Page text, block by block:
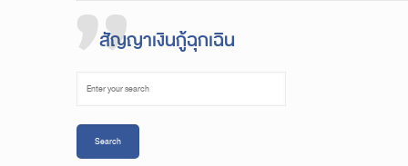
สัญญาเงินกู้ฉุกเฉิน